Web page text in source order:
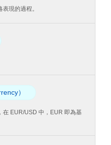
現的過程。
）
EUR/USD 中，EUR 即為基